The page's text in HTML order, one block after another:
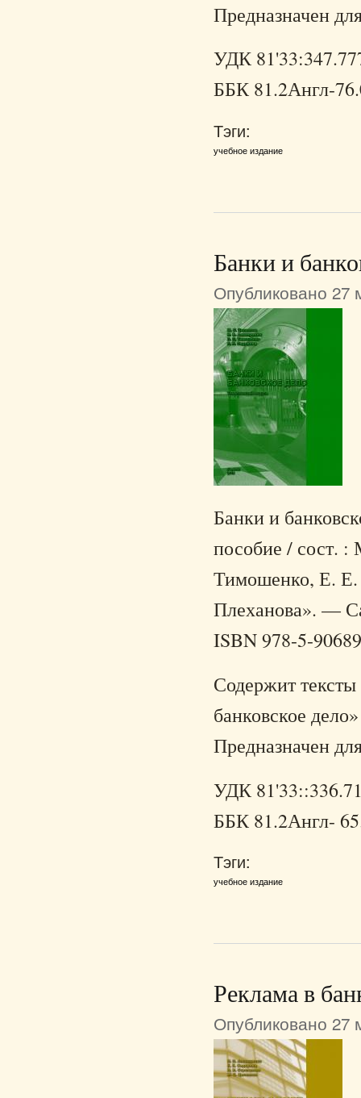
Предназначен
УДК
ББК 81.2Англ-
Тэги:
учебное издание
Банки и
Опубликовано 27
Банки и
пособие / сост.
Тимошенко, Е.
Плеханова». —
ISBN 978-5-
Содержит
банковское
Предназначен
УДК
ББК 81.2Англ-
Тэги:
учебное издание
Реклама в
Опубликовано 27